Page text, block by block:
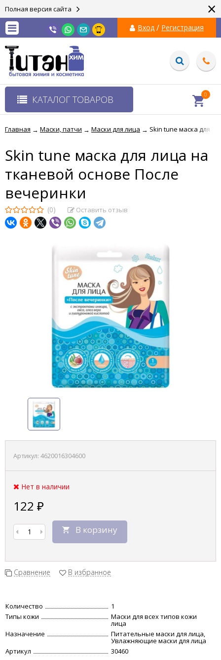
Полная версия сайта ×
Вход / Регистрация
КАТАЛОГ ТОВАРОВ 0
Главная → Маски, патчи → Маски для лица → Skin tune маска для
Skin tune маска для лица на
тканевой основе После
вечеринки
(0) Оставить отзыв
Артикул: 4620016304600
Нет в наличии
122 ₽
В корзину
Сравнение В избранное
Количество
1
Типы кожи
Маски для всех типов кожи
лица
Назначение
Питательные маски для лица,
Увлажняющие маски для лица
Артикул
30460